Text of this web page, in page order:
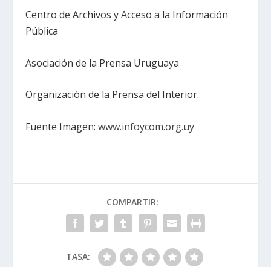
Centro de Archivos y Acceso a la Información
Pública
Asociación de la Prensa Uruguaya
Organización de la Prensa del Interior.
Fuente Imagen:www.infoycom.org.uy
COMPARTIR:
TASA: